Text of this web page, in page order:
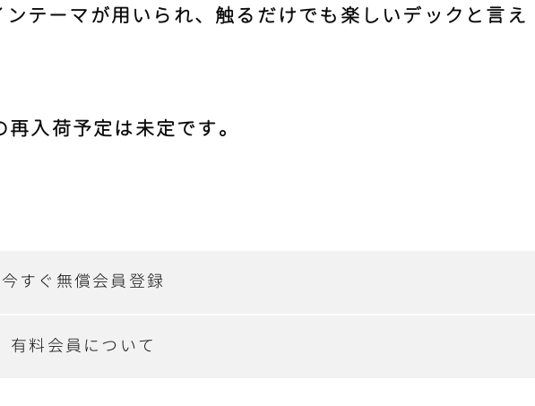
テーマが用いられ、触るだけでも楽しいデックと言え
入荷予定は未定です。
今すぐ無償会員登録
有料会員について